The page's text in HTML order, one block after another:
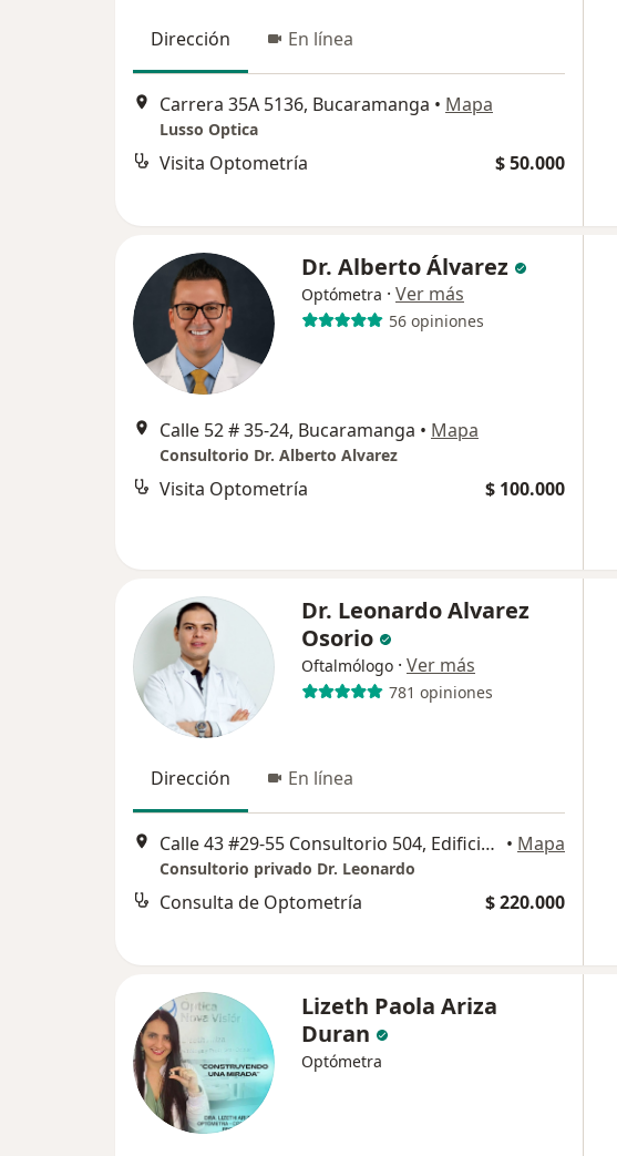
Dirección En línea
Carrera 35A 5136, Bucaramanga • Mapa
Lusso Optica
Visita Optometría $ 50.000
Dr. Alberto Álvarez
Optómetra · Ver más
56 opiniones
Calle 52 # 35-24, Bucaramanga • Mapa
Consultorio Dr. Alberto Alvarez
Visita Optometría $ 100.000
Dr. Leonardo Alvarez
Osorio
Oftalmólogo · Ver más
781 opiniones
Dirección En línea
Calle 43 #29-55 Consultorio 504, Edificio Palmas 42, Bucaramanga • Mapa
Consultorio privado Dr. Leonardo
Consulta de Optometría $ 220.000
Lizeth Paola Ariza
Duran
Optómetra